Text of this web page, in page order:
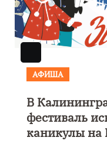
АФИША
В
фестиваль
каникулы на